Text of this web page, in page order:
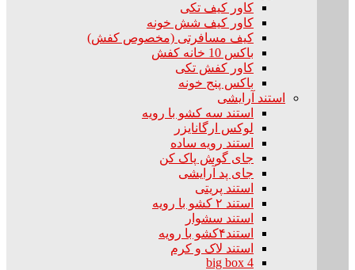
کاور کیف تکی
کاور کیف شش خونه
کیف مسافرتی (مخصوص کفش)
باکس 10 خانه کفش
کاور کفش تکی
باکس پنج خونه
استند آرایشی
استند سه کشو با رویه
لوکس ارگانایزر
استند رویه ساده
جای گوش پاک کن
جای پد آرایشی
استند پریتی
استند ۲ کشو با رویه
استند سشوار
استند۴کشو با رویه
استند لاک و کرم
big box 4